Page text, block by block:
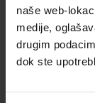
naše web-
medije,
drugim
dok ste